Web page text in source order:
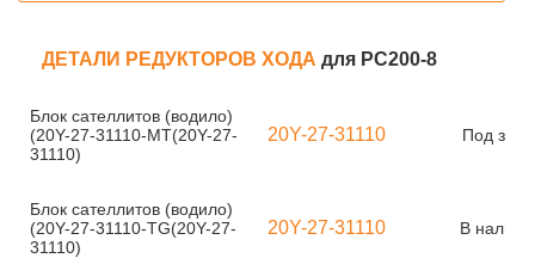
ДЕТАЛИ РЕДУКТОРОВ ХОДА для PC200-8
Блок сателлитов (водило)
(20Y-27-31110-MT(20Y-27-
31110)
20Y-27-31110 Под
Блок сателлитов (водило)
(20Y-27-31110-TG(20Y-27-
31110)
20Y-27-31110 В